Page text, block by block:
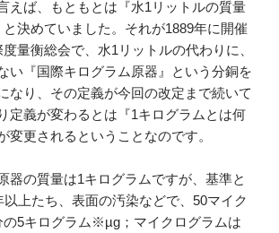
えば、もともとは『水1リットルの質量
決めていました。それが1889年に開催
量衡総会で、水1リットルの代わりに、
い『国際キログラム原器』という分銅を
なり、その定義が今回の改定まで続いて
定義が変わるとは『1キログラムとは何
変更されるということなのです。
器の質量は1キログラムですが、基準と
以上たち、表面の汚染などで、50マイク
の5キログラム※µg；マイクログラムは